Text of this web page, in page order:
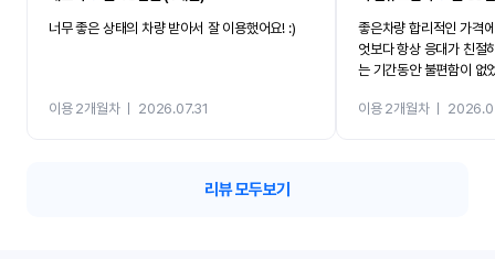
너무 좋은 상태의 차량 받아서 잘 이용했어요! :)
이용 2개월차ㅣ 2026.07.31
좋은차량 합리적인 가격
엇보다 항상 응대가 친절
는 기간동안 불편함이 없
카 렌트 고민없이 강추합
이용 2개월차ㅣ
리뷰 모두보기